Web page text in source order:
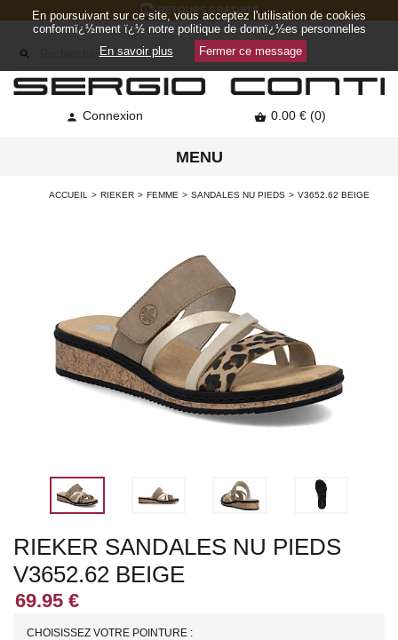
RETOURS GRATUITS

 Connexion  0.00 € (0)
MENU
ACCUEIL RIEKER FEMME SANDALES NU PIEDS V3652.62 BEIGE
RIEKER SANDALES NU PIEDS
V3652.62 BEIGE
CHOISISSEZ VOTRE POINTURE :
En poursuivant sur ce site, vous acceptez l'utilisation de cookies
conformï¿½ment ï¿½ notre politique de donnï¿½es personnelles
En savoir plus
Fermer ce message